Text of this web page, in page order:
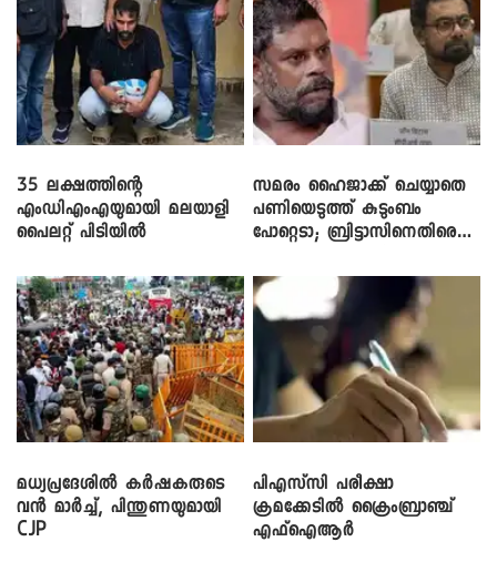
35 ലക്ഷത്തിന്റെ
എംഡിഎംഎയുമായി മലയാളി
പൈലറ്റ് പിടിയിൽ
സമരം ഹൈജാക്ക് ചെയ്യാതെ
പണിയെടുത്ത് കുടുംബം
പോറ്റെടാ; ബ്രിട്ടാസിനെതിരെ
മധ്യപ്രദേശിൽ കർഷകരുടെ
വൻ മാർച്ച്, പിന്തുണയുമായി
CJP
പിഎസ്‌സി പരീക്ഷാ
ക്രമക്കേ‌ടിൽ ക്രൈംബ്രാഞ്ച്
എഫ്ഐആർ